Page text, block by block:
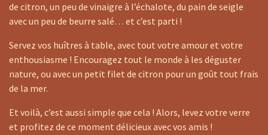
de citron, un peu de vinaigre à l’échalote, du pain de seigle
avec un peu de beurre salé… et c’est parti !
Servez vos huîtres à table, avec tout votre amour et votre
enthousiasme ! Encouragez tout le monde à les déguster
nature, ou avec un petit filet de citron pour un goût tout frais
de la mer.
Et voilà, c’est aussi simple que cela ! Alors, levez votre verre
et profitez de ce moment délicieux avec vos amis !